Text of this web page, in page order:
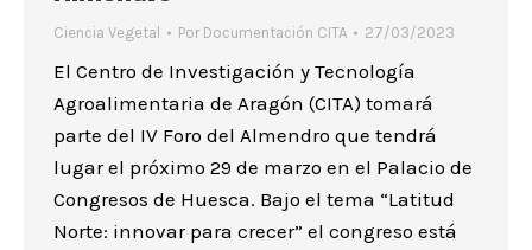
Ciencia Vegetal Por Documentación CITA 27/03/2023
El Centro de Investigación y Tecnología
Agroalimentaria de Aragón (CITA) tomará
parte del IV Foro del Almendro que tendrá
lugar el próximo 29 de marzo en el Palacio de
Congresos de Huesca. Bajo el tema “Latitud
Norte: innovar para crecer” el congreso está